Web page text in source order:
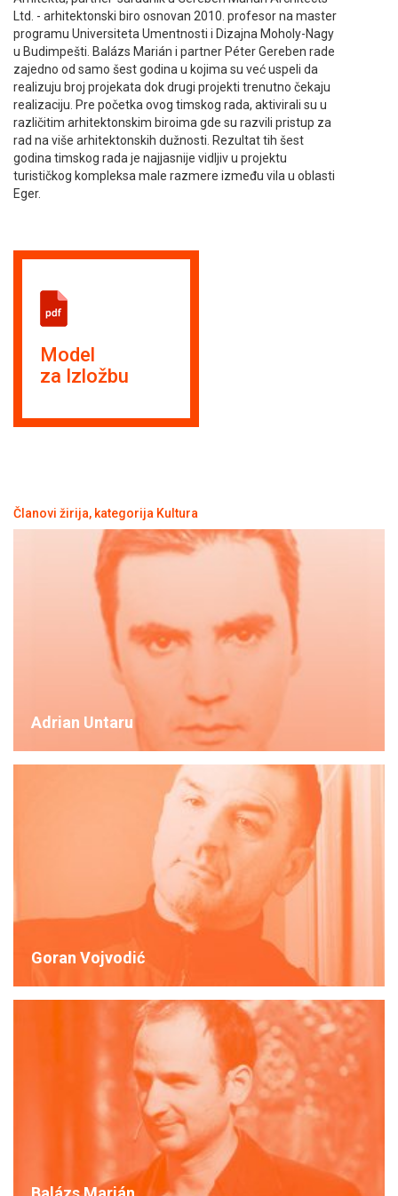
Ltd. - arhitektonski biro osnovan 2010. profesor na master
programu Universiteta Umentnosti i Dizajna Moholy-Nagy
u Budimpešti. Balázs Marián i partner Péter Gereben rade
zajedno od samo šest godina u kojima su već uspeli da
realizuju broj projekata dok drugi projekti trenutno čekaju
realizaciju. Pre početka ovog timskog rada, aktivirali su u
različitim arhitektonskim biroima gde su razvili pristup za
rad na više arhitektonskih dužnosti. Rezultat tih šest
godina timskog rada je najjasnije vidljiv u projektu
turističkog kompleksa male razmere između vila u oblasti
Eger.
Model
za Izložbu
Članovi žirija, kategorija Kultura
Adrian Untaru
Goran Vojvodić